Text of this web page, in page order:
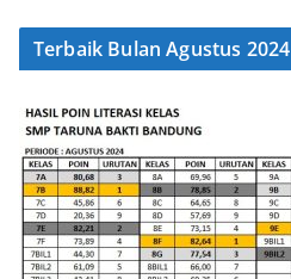
Terbaik Bulan Agustus 2024